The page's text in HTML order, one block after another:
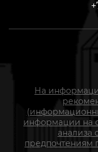
На
информации на
анализа
предпочтениям